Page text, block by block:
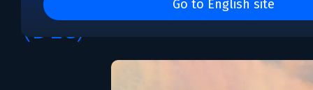
Go to English site
(DLC)